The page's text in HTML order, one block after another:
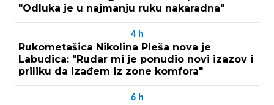
"Odluka je u najmanju ruku nakaradna"
4 h
Rukometašica Nikolina Pleša nova je
Labudica: "Rudar mi je ponudio novi izazov i
priliku da izađem iz zone komfora"
6 h